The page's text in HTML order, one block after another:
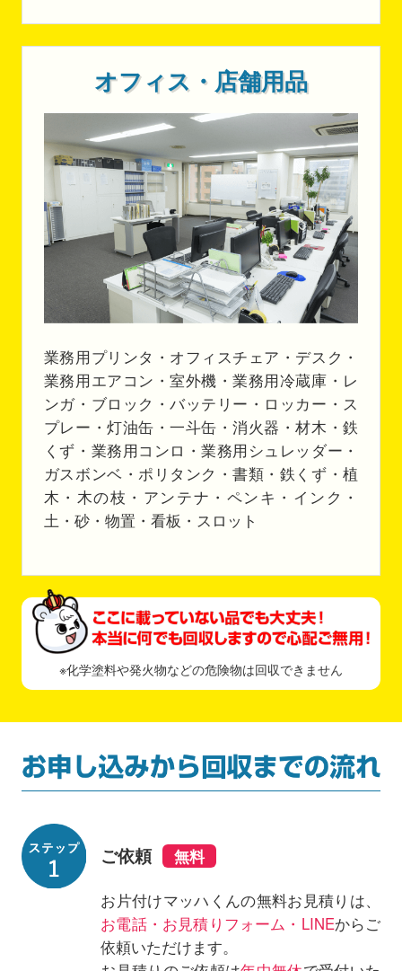
オフィス・店舗用品
業務用プリンタ・オフィスチェア・デスク・
業務用エアコン・室外機・業務用冷蔵庫・レ
ンガ・ブロック・バッテリー・ロッカー・ス
プレー・灯油缶・一斗缶・消火器・材木・鉄
くず・業務用コンロ・業務用シュレッダー・
ガスボンベ・ポリタンク・書類・鉄くず・植
木・木の枝・アンテナ・ペンキ・インク・
土・砂・物置・看板・スロット
※化学塗料や発火物などの危険物は回収できません
ご依頼
お片付けマッハくんの無料お見積りは、
お電話・お見積りフォーム・LINEからご
依頼いただけます。